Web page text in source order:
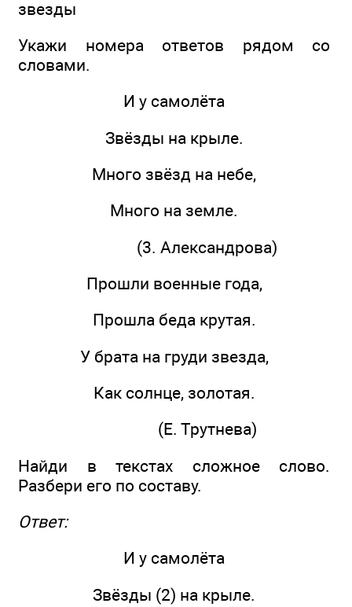
звезды
Укажи номера ответов рядом со
словами.
И у самолёта
Звёзды на крыле.
Много звёзд на небе,
Много на земле.
(3. Александрова)
Прошли военные года,
Прошла беда крутая.
У брата на груди звезда,
Как солнце, золотая.
(Е. Трутнева)
Найди в текстах сложное слово.
Разбери его по составу.
Ответ:
И у самолёта
Звёзды (2) на крыле.